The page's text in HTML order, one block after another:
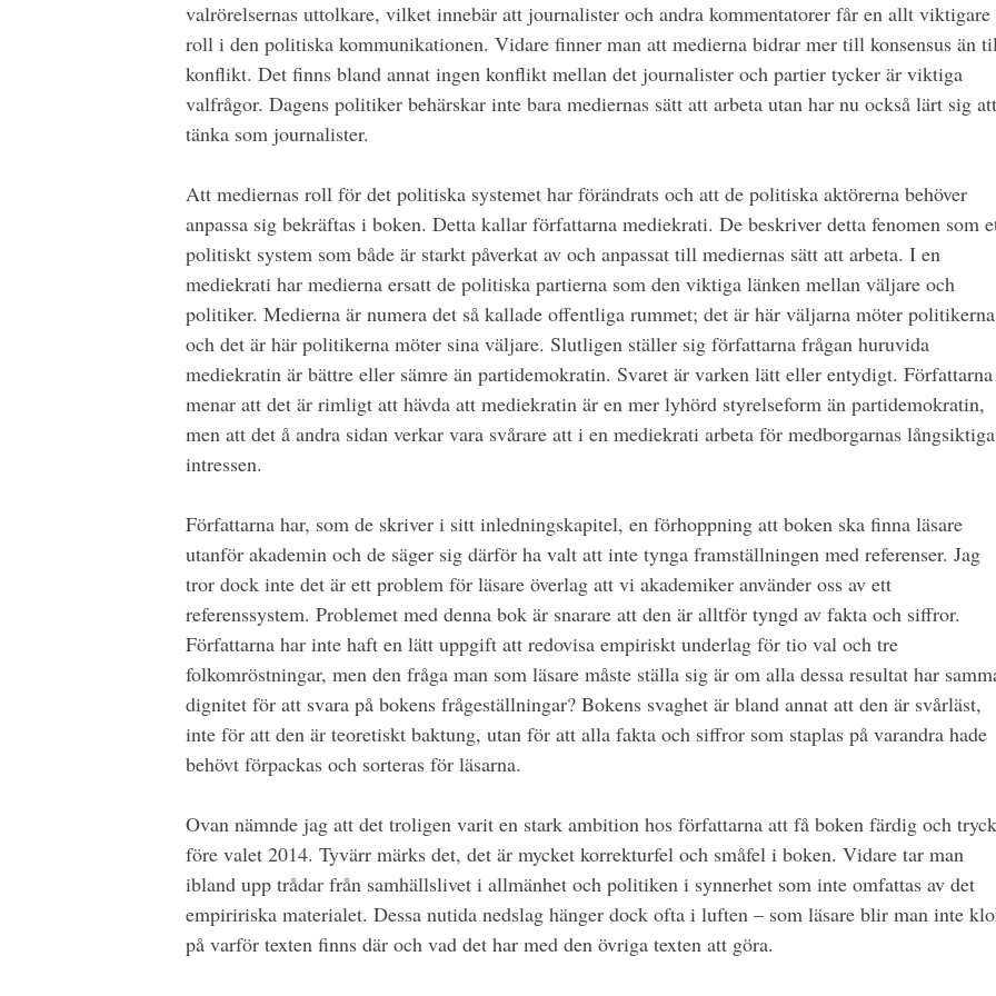
valrörelsernas uttolkare, vilket innebär att journalister och andra kommentatorer får en allt viktigare
roll i den politiska kommunikationen. Vidare finner man att medierna bidrar mer till konsensus än
konflikt. Det finns bland annat ingen konflikt mellan det journalister och partier tycker är viktiga
valfrågor. Dagens politiker behärskar inte bara mediernas sätt att arbeta utan har nu också lärt sig att
tänka som journalister.
Att mediernas roll för det politiska systemet har förändrats och att de politiska aktörerna behöver
anpassa sig bekräftas i boken. Detta kallar författarna mediekrati. De beskriver detta fenomen som
politiskt system som både är starkt påverkat av och anpassat till mediernas sätt att arbeta. I en
mediekrati har medierna ersatt de politiska partierna som den viktiga länken mellan väljare och
politiker. Medierna är numera det så kallade offentliga rummet; det är här väljarna möter politikerna
och det är här politikerna möter sina väljare. Slutligen ställer sig författarna frågan huruvida
mediekratin är bättre eller sämre än partidemokratin. Svaret är varken lätt eller entydigt. Författarna
menar att det är rimligt att hävda att mediekratin är en mer lyhörd styrelseform än partidemokratin,
men att det å andra sidan verkar vara svårare att i en mediekrati arbeta för medborgarnas långsiktiga
intressen.
Författarna har, som de skriver i sitt inledningskapitel, en förhoppning att boken ska finna läsare
utanför akademin och de säger sig därför ha valt att inte tynga framställningen med referenser. Jag
tror dock inte det är ett problem för läsare överlag att vi akademiker använder oss av ett
referenssystem. Problemet med denna bok är snarare att den är alltför tyngd av fakta och siffror.
Författarna har inte haft en lätt uppgift att redovisa empiriskt underlag för tio val och tre
folkomröstningar, men den fråga man som läsare måste ställa sig är om alla dessa resultat har
dignitet för att svara på bokens frågeställningar? Bokens svaghet är bland annat att den är svårläst,
inte för att den är teoretiskt baktung, utan för att alla fakta och siffror som staplas på varandra hade
behövt förpackas och sorteras för läsarna.
Ovan nämnde jag att det troligen varit en stark ambition hos författarna att få boken färdig och
före valet 2014. Tyvärr märks det, det är mycket korrekturfel och småfel i boken. Vidare tar man
ibland upp trådar från samhällslivet i allmänhet och politiken i synnerhet som inte omfattas av det
empiririska materialet. Dessa nutida nedslag hänger dock ofta i luften – som läsare blir man inte
på varför texten finns där och vad det har med den övriga texten att göra.